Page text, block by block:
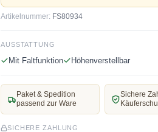
Artikelnummer: FS80934
AUSSTATTUNG
Mit Faltfunktion Höhenverstellbar
Paket & Spedition
passend zur Ware
Sichere
SICHERE ZAHLUNG